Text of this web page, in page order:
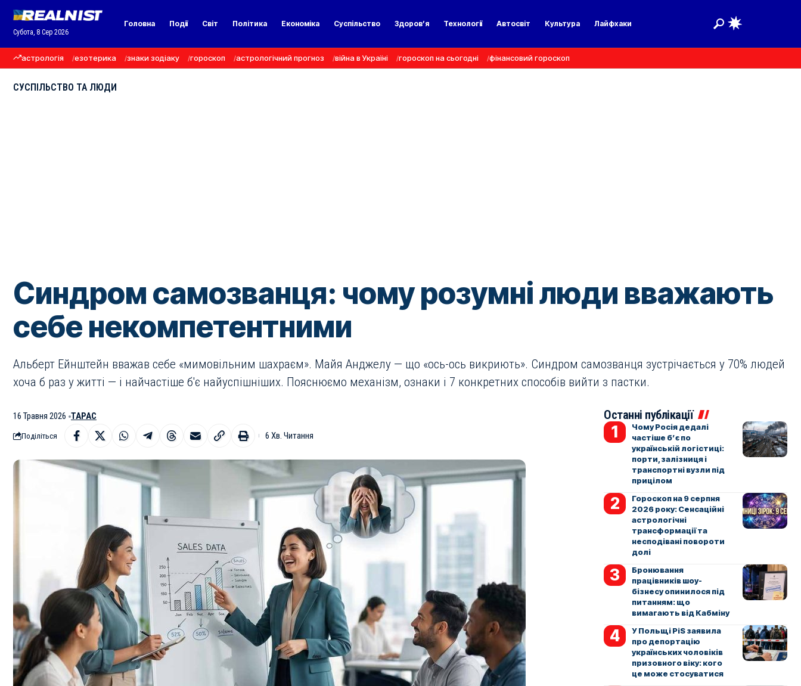
Субота, 8 Сер 2026
Головна Події Світ Політика Економіка Суспільство Здоров’я Технології Автосвіт Культура Лайфхаки
астрологія езотерика знаки зодіаку гороскоп астрологічний прогноз війна в Україні гороскоп на сьогодні фінансовий гороскоп
СУСПІЛЬСТВО ТА ЛЮДИ
Синдром самозванця: чому розумні люди вважають
себе некомпетентними
Альберт Ейнштейн вважав себе «мимовільним шахраєм». Майя Анджелу — що «ось-ось викриють». Синдром самозванця зустрічається у 70% людей
хоча б раз у житті — і найчастіше б'є найуспішніших. Пояснюємо механізм, ознаки і 7 конкретних способів вийти з пастки.
16 Травня 2026 ТАРАС
Поділіться 6 Хв. Читання
Останні публікації
Чому Росія дедалі
частіше б’є по
українській логістиці:
порти, залізниця і
транспортні вузли під
прицілом
Гороскоп на 9 серпня
2026 року: Сенсаційні
астрологічні
трансформації та
несподівані повороти
долі
Бронювання
працівників шоу-
бізнесу опинилося під
питанням: що
вимагають від Кабміну
У Польщі PiS заявила
про депортацію
українських чоловіків
призовного віку: кого
це може стосуватися